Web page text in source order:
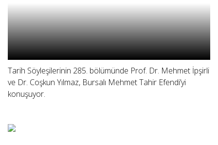
Tarih Söyleşilerinin 285. bölümünde Prof. Dr. Mehmet İpşirli
ve Dr. Coşkun Yılmaz, Bursalı Mehmet Tahir Efendi’yi
konuşuyor.